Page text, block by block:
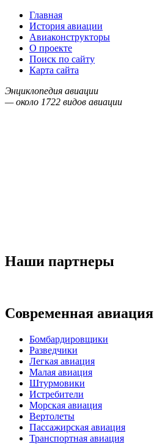
Главная
История авиации
Авиаконструкторы
О проекте
Поиск по сайту
Карта сайта
Энциклопедия авиации
— около 1722 видов авиации
Наши партнеры
Современная авиация
Бомбардировщики
Разведчики
Легкая авиация
Малая авиация
Штурмовики
Истребители
Морская авиация
Вертолеты
Пассажирская авиация
Транспортная авиация